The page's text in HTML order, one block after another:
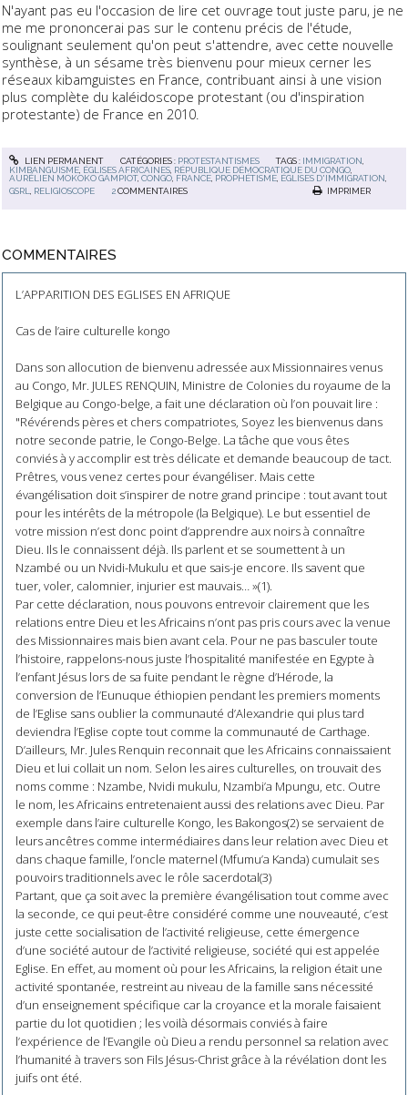
N'ayant pas eu l'occasion de lire cet ouvrage tout juste paru, je ne
me me prononcerai pas sur le contenu précis de l'étude,
soulignant seulement qu'on peut s'attendre, avec cette nouvelle
synthèse, à un sésame très bienvenu pour mieux cerner les
réseaux kibamguistes en France, contribuant ainsi à une vision
plus complète du kaléidoscope protestant (ou d'inspiration
protestante) de France en 2010.
LIEN PERMANENT CATÉGORIES : PROTESTANTISMES TAGS : IMMIGRATION
KIMBANGUISME ÉGLISES AFRICAINES RÉPUBLIQUE DÉMOCRATIQUE DU CONGO
AURÉLIEN MOKOKO GAMPIOT,CONGO FRANCE PROPHÉTISME ÉGLISES D'IMMIGRATION
GSRL, RELIGIOSCOPE 2 COMMENTAIRES IMPRIMER
COMMENTAIRES
L’APPARITION DES EGLISES EN AFRIQUE
Cas de l’aire culturelle kongo
Dans son allocution de bienvenu adressée aux Missionnaires venus
au Congo, Mr. JULES RENQUIN, Ministre de Colonies du royaume de la
Belgique au Congo-belge, a fait une déclaration où l’on pouvait lire :
"Révérends pères et chers compatriotes, Soyez les bienvenus dans
notre seconde patrie, le Congo-Belge. La tâche que vous êtes
conviés à y accomplir est très délicate et demande beaucoup de tact.
Prêtres, vous venez certes pour évangéliser. Mais cette
évangélisation doit s’inspirer de notre grand principe : tout avant tout
pour les intérêts de la métropole (la Belgique). Le but essentiel de
votre mission n’est donc point d’apprendre aux noirs à connaître
Dieu. Ils le connaissent déjà. Ils parlent et se soumettent à un
Nzambé ou un Nvidi-Mukulu et que sais-je encore. Ils savent que
tuer, voler, calomnier, injurier est mauvais… »(1).
Par cette déclaration, nous pouvons entrevoir clairement que les
relations entre Dieu et les Africains n’ont pas pris cours avec la venue
des Missionnaires mais bien avant cela. Pour ne pas basculer toute
l’histoire, rappelons-nous juste l’hospitalité manifestée en Egypte à
l’enfant Jésus lors de sa fuite pendant le règne d’Hérode, la
conversion de l’Eunuque éthiopien pendant les premiers moments
de l’Eglise sans oublier la communauté d’Alexandrie qui plus tard
deviendra l’Eglise copte tout comme la communauté de Carthage.
D’ailleurs, Mr. Jules Renquin reconnait que les Africains connaissaient
Dieu et lui collait un nom. Selon les aires culturelles, on trouvait des
noms comme : Nzambe, Nvidi mukulu, Nzambi’a Mpungu, etc. Outre
le nom, les Africains entretenaient aussi des relations avec Dieu. Par
exemple dans l’aire culturelle Kongo, les Bakongos(2) se servaient de
leurs ancêtres comme intermédiaires dans leur relation avec Dieu et
dans chaque famille, l’oncle maternel (Mfumu’a Kanda) cumulait ses
pouvoirs traditionnels avec le rôle sacerdotal(3)
Partant, que ça soit avec la première évangélisation tout comme avec
la seconde, ce qui peut-être considéré comme une nouveauté, c’est
juste cette socialisation de l’activité religieuse, cette émergence
d’une société autour de l’activité religieuse, société qui est appelée
Eglise. En effet, au moment où pour les Africains, la religion était une
activité spontanée, restreint au niveau de la famille sans nécessité
d’un enseignement spécifique car la croyance et la morale faisaient
partie du lot quotidien ; les voilà désormais conviés à faire
l’expérience de l’Evangile où Dieu a rendu personnel sa relation avec
l’humanité à travers son Fils Jésus-Christ grâce à la révélation dont les
juifs ont été.